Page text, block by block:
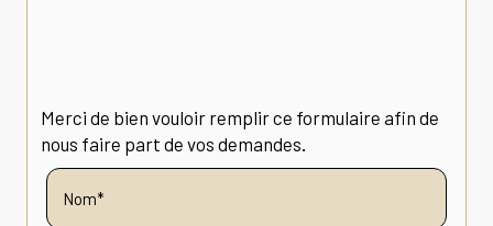
Merci de bien vouloir remplir ce formulaire afin de
nous faire part de vos demandes.